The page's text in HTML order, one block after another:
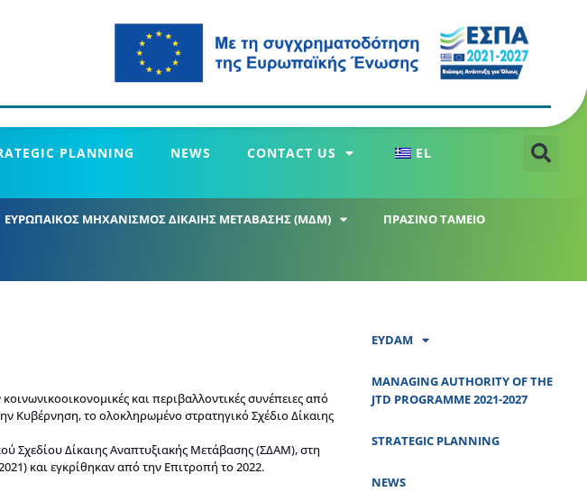
PLANNING NEWS CONTACT US EL
ΕΥΡΩΠΑΙΚΟΣ ΜΗΧΑΝΙΣΜΟΣ ΔΙΚΑΙΗΣ ΜΕΤΑΒΑΣΗΣ (ΜΔΜ) ΠΡΑΣΙΝΟ ΤΑΜΕΙΟ
και περιβαλλοντικές συνέπειες από
Κυβέρνηση, το ολοκληρωμένο στρατηγικό Σχέδιο Δίκαιης
Σχεδίου Δίκαιης Αναπτυξιακής Μετάβασης (ΣΔΑΜ), στη
και εγκρίθηκαν από την Επιτροπή το 2022.
EYDAM
MANAGING AUTHORITY OF THE
JTD PROGRAMME 2021-2027
STRATEGIC PLANNING
NEWS